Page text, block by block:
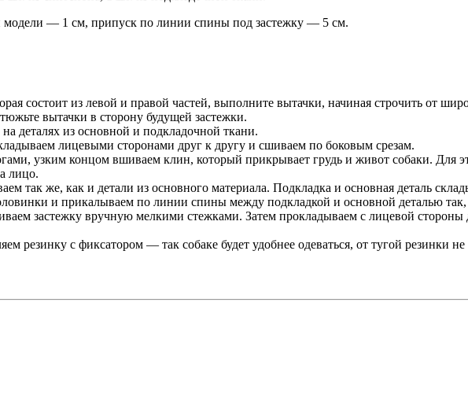
модели — 1 см, припуск по линии спины под застежку — 5 см.
состоит из левой и правой частей, выполните вытачки, начиная строчить от
вытачки в сторону будущей застежки.
деталях из основной и подкладочной ткани.
лицевыми сторонами друг к другу и сшиваем по боковым срезам.
узким концом вшиваем клин, который прикрывает грудь и живот собаки. Для
лицо.
так же, как и детали из основного материала. Подкладка и основная деталь
и прикалываем по линии спины между подкладкой и основной деталью
застежку вручную мелкими стежками. Затем прокладываем с лицевой стороны
резинку с фиксатором — так собаке будет удобнее одеваться, от тугой резинки